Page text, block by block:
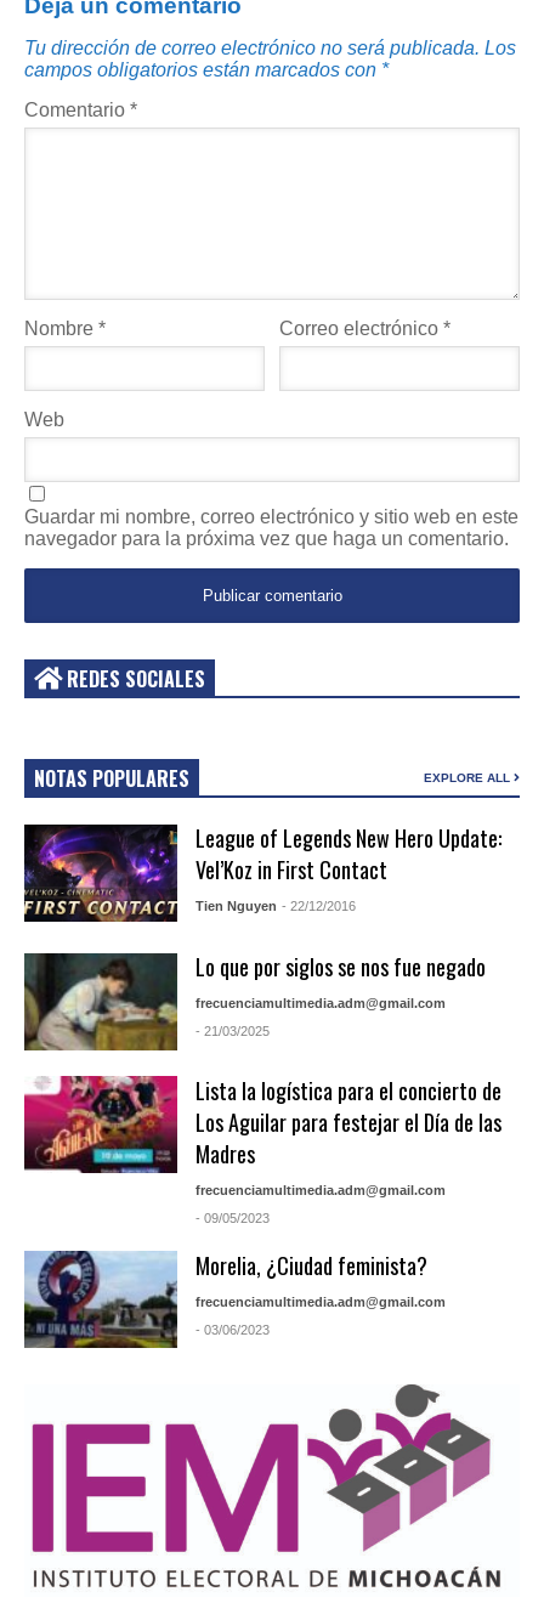
Deja un comentario
Tu dirección de correo electrónico no será publicada. Los
campos obligatorios están marcados con *
Comentario *
Nombre * Correo electrónico*
Web
Guardar mi nombre, correo electrónico y sitio web en este
navegador para la próxima vez que haga un comentario.
REDES SOCIALES
NOTAS POPULARES EXPLORE ALL
League of Legends New Hero Update:
Vel’Koz in First Contact
Tien Nguyen - 22/12/2016
Lo que por siglos se nos fue negado
frecuenciamultimedia.adm@gmail.com
- 21/03/2025
Lista la logística para el concierto de
Los Aguilar para festejar el Día de las
Madres
frecuenciamultimedia.adm@gmail.com
- 09/05/2023
Morelia, ¿Ciudad feminista?
frecuenciamultimedia.adm@gmail.com
- 03/06/2023